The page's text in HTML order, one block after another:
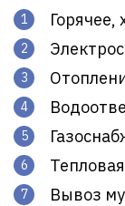
Вывоз